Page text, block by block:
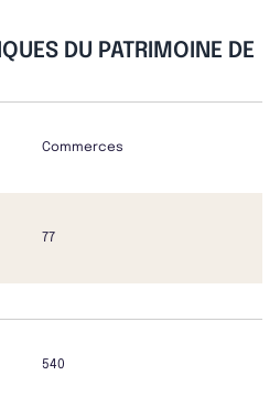
DU PATRIMOINE DE
Commerces
77
540